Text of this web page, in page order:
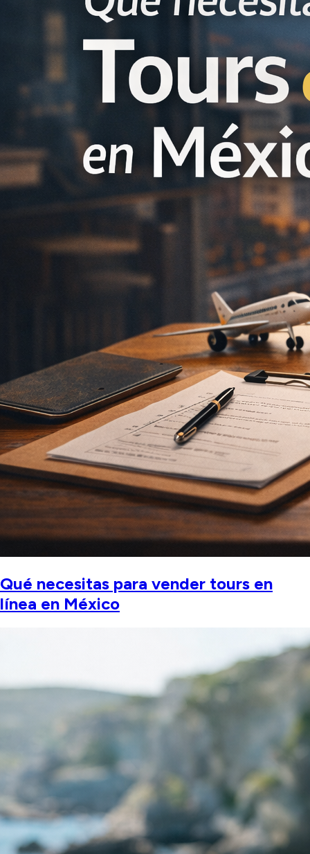
Qué necesitas para vender tours en
línea en México